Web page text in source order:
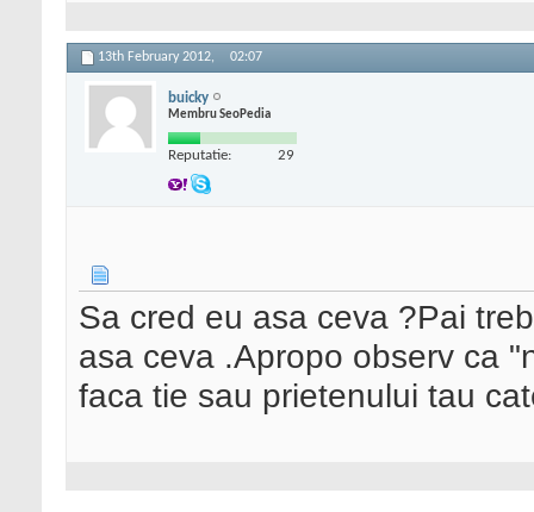
13th February 2012, 02:07
buicky
Membru SeoPedia
Reputatie: 29
Sa cred eu asa ceva ?Pai
asa ceva .Apropo observ ca
faca tie sau prietenului tau